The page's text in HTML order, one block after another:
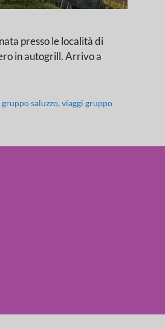
presso le località di
in autogrill. Arrivo a
saluzzo,viaggi gruppo